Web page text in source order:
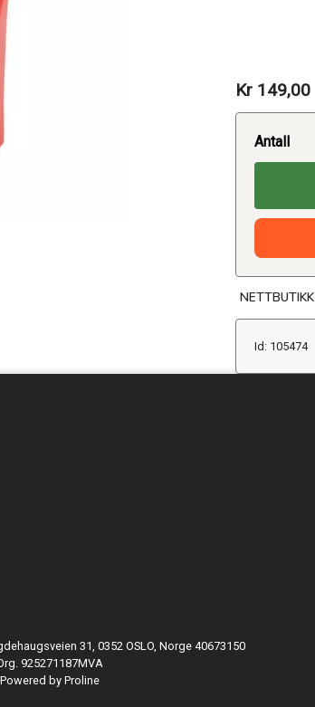
Kr 149,00
Antall
NETTBUTIKK
Id: 105474
31, 0352 OSLO, Norge 40673150
925271187MVA
Powered by Proline